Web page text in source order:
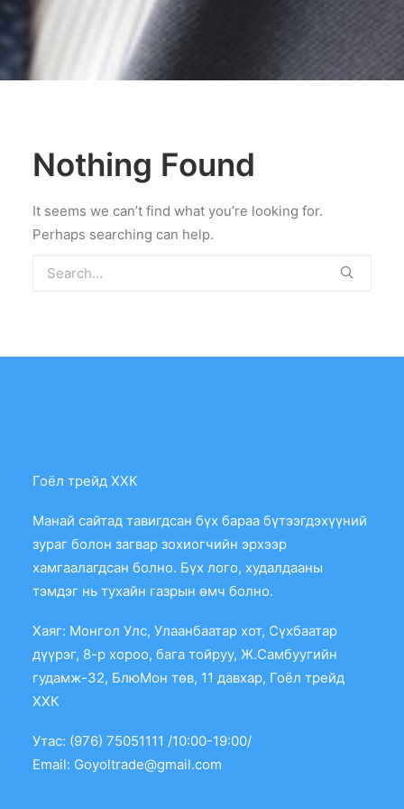
Nothing Found
It seems we can’t find what you’re looking for.
Perhaps searching can help.
Гоёл трейд ХХК
Манай сайтад тавигдсан бүх бараа бүтээгдэхүүний
зураг болон загвар зохиогчийн эрхээр
хамгаалагдсан болно. Бүх лого, худалдааны
тэмдэг нь тухайн газрын өмч болно.
Хаяг: Монгол Улс, Улаанбаатар хот, Сүхбаатар
дүүрэг, 8-р хороо, бага тойруу, Ж.Самбуугийн
гудамж-32, БлюМон төв, 11 давхар, Гоёл трейд
ХХК
Утас: (976) 75051111 /10:00-19:00/
Email: Goyoltrade@gmail.com